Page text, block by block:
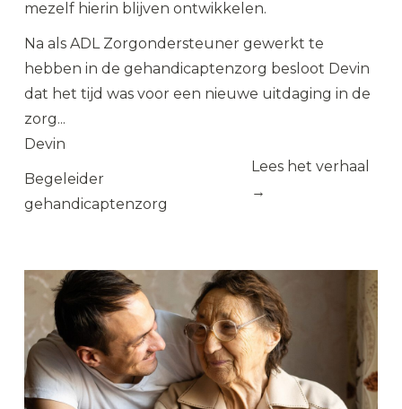
mezelf hierin blijven ontwikkelen.
Na als ADL Zorgondersteuner gewerkt te
hebben in de gehandicaptenzorg besloot Devin
dat het tijd was voor een nieuwe uitdaging in de
zorg...
Devin
Begeleider
gehandicaptenzorg
Lees het verhaal
→